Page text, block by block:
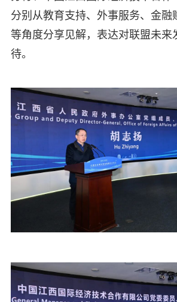
分别从教育支持、外事服务、金融
等角度分享见解，表达对联盟未来
待。